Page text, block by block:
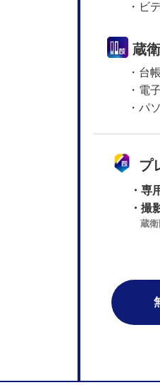
・ビ
蔵
・台
・電
・パ
プ
・専
・撮
蔵